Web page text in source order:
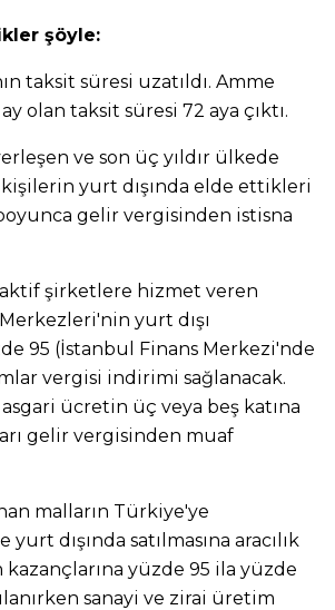
şöyle:
taksit süresi uzatıldı. Amme
olan taksit süresi 72 aya çıktı.
ve son üç yıldır ülkede
yurt dışında elde ettikleri
gelir vergisinden istisna
şirketlere hizmet veren
yurt dışı
95 (İstanbul Finans Merkezi'nde
vergisi indirimi sağlanacak.
asgari ücretin üç veya beş katına
gelir vergisinden muaf
malların Türkiye'ye
dışında satılmasına aracılık
yüzde 95 ila yüzde
sanayi ve zirai üretim